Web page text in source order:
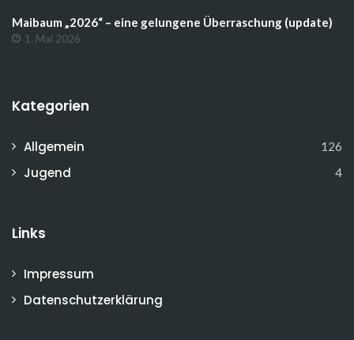
Maibaum „2026“ – eine gelungene Überraschung (update)
1. Mai 2026
Kategorien
Allgemein 126
Jugend 4
Links
Impressum
Datenschutzerklärung